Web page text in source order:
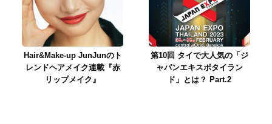
Hair&Make-up JunJunのト
レンドヘアメイク連載『赤
リップメイク』
第10回 タイで大人気の「ジ
ャパンエキスポタイラン
ド」とは？ Part.2